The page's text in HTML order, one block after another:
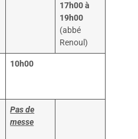
17h00 à
19h00
(abbé
Renoul)
10h00
Pas de
messe